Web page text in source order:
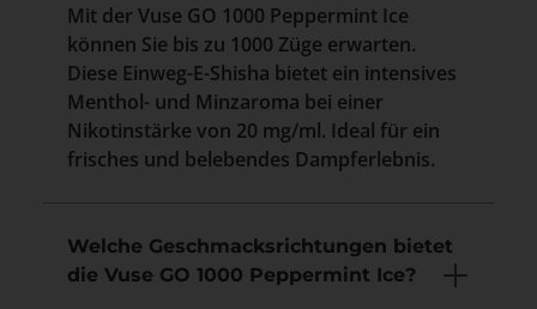
Mit der Vuse GO 1000 Peppermint Ice
können Sie bis zu 1000 Züge erwarten.
Diese Einweg-E-Shisha bietet ein intensives
Menthol- und Minzaroma bei einer
Nikotinstärke von 20 mg/ml. Ideal für ein
frisches und belebendes Dampferlebnis.
Welche Geschmacksrichtungen bietet
die Vuse GO 1000 Peppermint Ice?